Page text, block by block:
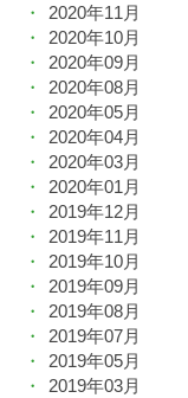
2020年11月
2020年10月
2020年09月
2020年08月
2020年05月
2020年04月
2020年03月
2020年01月
2019年12月
2019年11月
2019年10月
2019年09月
2019年08月
2019年07月
2019年05月
2019年03月